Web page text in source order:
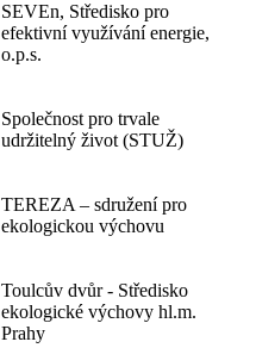
SEVEn, Středisko pro
efektivní využívání energie,
o.p.s.
Společnost pro trvale
udržitelný život (STUŽ)
TEREZA – sdružení pro
ekologickou výchovu
Toulcův dvůr - Středisko
ekologické výchovy hl.m.
Prahy